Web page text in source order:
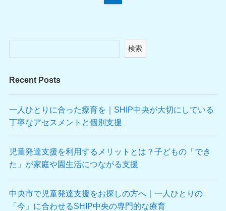
検索
Recent Posts
一人ひとりに合った療育を｜SHIP中央が大切にしている
丁寧なアセスメントと個別支援
児童発達支援を利用するメリットとは？子どもの「でき
た」が家庭や園生活につながる支援
中央市で児童発達支援をお探しの方へ｜一人ひとりの
「今」に合わせるSHIP中央の専門的な療育